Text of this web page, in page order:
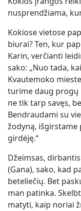
nusprendžiama,
Kokiose vietose
biurai? Ten, kur
Karin, verčianti
sako: „Nuo tada,
Kvautemoko
turime daug progų
ne tik tarp savęs,
Bendraudami su
žodyną, išgirstame
girdėję.“
Džeimsas,
(Gana), sako, kad
beteliečių. Bet
man patinka.
matyti, kaip noriai